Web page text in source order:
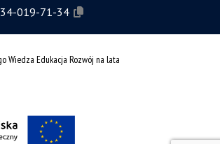
019-71-34
Wiedza Edukacja Rozwój na lata